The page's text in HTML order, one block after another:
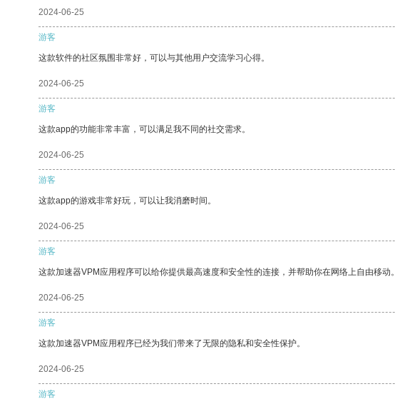
2024-06-25
游客
这款软件的社区氛围非常好，可以与其他用户交流学习心得。
2024-06-25
游客
这款app的功能非常丰富，可以满足我不同的社交需求。
2024-06-25
游客
这款app的游戏非常好玩，可以让我消磨时间。
2024-06-25
游客
这款加速器VPM应用程序可以给你提供最高速度和安全性的连接，并帮助你在网络上自由移动。
2024-06-25
游客
这款加速器VPM应用程序已经为我们带来了无限的隐私和安全性保护。
2024-06-25
游客